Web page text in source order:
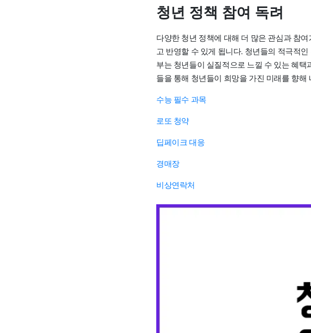
청년 정책 참여 독려
다양한 청년 정책에 대해 더 많은 관심과 참
고 반영할 수 있게 됩니다. 청년들의 적극적
부는 청년들이 실질적으로 느낄 수 있는 혜
들을 통해 청년들이 희망을 가진 미래를 향
수능 필수 과목
로또 청약
딥페이크 대응
경매장
비상연락처